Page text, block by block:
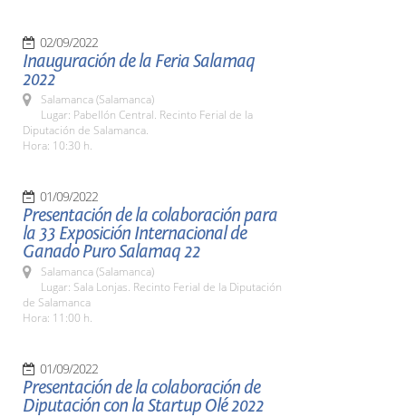
02/09/2022
Inauguración de la Feria Salamaq
2022
Salamanca (Salamanca)
Lugar: Pabellón Central. Recinto Ferial de la
Diputación de Salamanca.
Hora: 10:30 h.
01/09/2022
Presentación de la colaboración para
la 33 Exposición Internacional de
Ganado Puro Salamaq 22
Salamanca (Salamanca)
Lugar: Sala Lonjas. Recinto Ferial de la Diputación
de Salamanca
Hora: 11:00 h.
01/09/2022
Presentación de la colaboración de
Diputación con la Startup Olé 2022